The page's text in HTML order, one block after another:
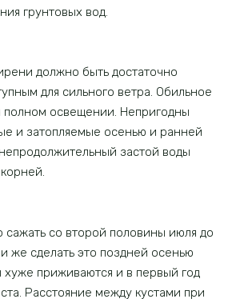
грунтовых вод.
должно быть достаточно
для сильного ветра. Обильное
полном освещении. Непригодны
и затопляемые осенью и ранней
застой воды
сажать со второй половины июля до
же сделать это поздней осенью
хуже приживаются и в первый год
Расстояние между кустами при